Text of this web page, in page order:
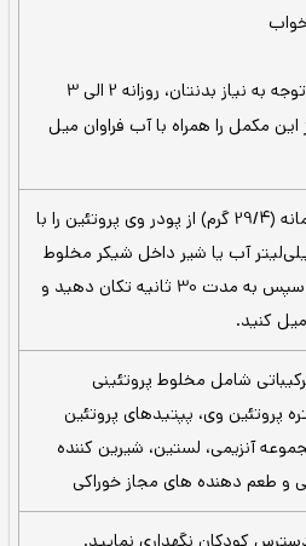
آنزیم‌هایی می‌باشد
دارند. این محصول برای
دارند مناسب است.
ایزوله ژن‌استار هیچ‌گونه
نشده و بدون طعم
شکر استفاده در این
در هر وعده می‌باشد.